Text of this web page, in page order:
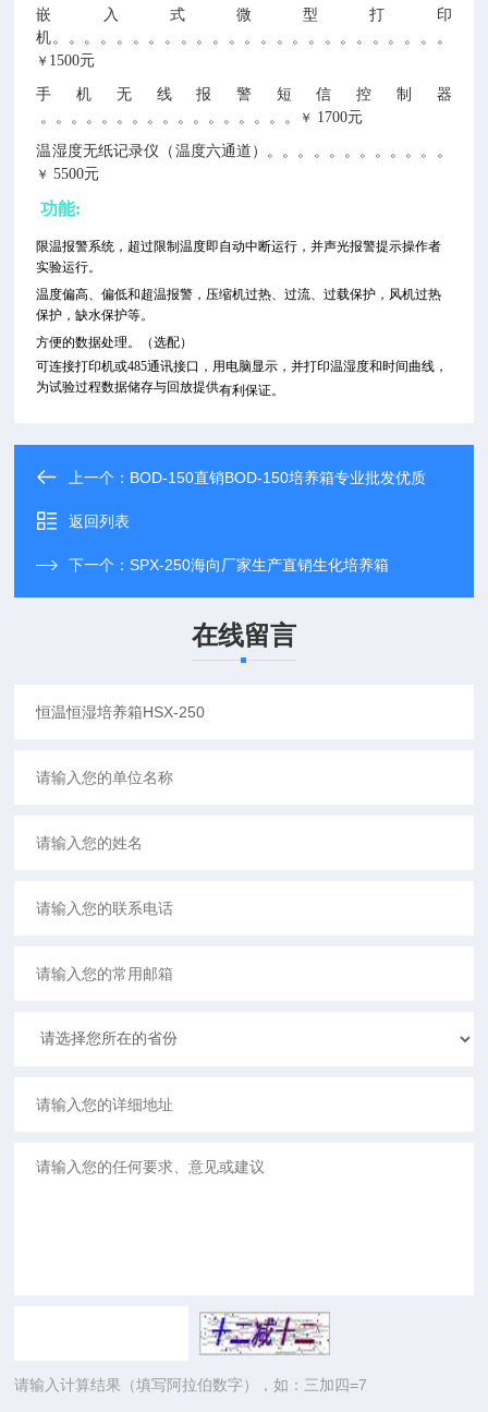
嵌入式微型打印
机。。。。。。。。。。。。。。。。。。。。。。。。。
￥ 1500元
手机无线报警短信控制器
。。。。。。。。。。。。。。。。。
￥ 1700元
温湿度无纸记录仪（温度六通道）。。。。。。。。。。。。
￥ 5500元
功能:
限温报警系统，超过限制温度即自动中断运行，并声光报警提示操作者
实验运行。
温度偏高、偏低和超温报警，压缩机过热、过流、过载保护，风机过热
保护，缺水保护等。
方便的数据处理。
（选配）
可连接打印机或485通讯接口，用电脑显示，并打印温湿度和时间曲线，
为试验过程数据储存与回放提供有利保证。
上一个： BOD-150直销BOD-150培养箱专业批发优质
返回列表
下一个：SPX-250海向厂家生产直销生化培养箱
在线留言
请输入计算结果（填写阿拉伯数字），如：三加四=7